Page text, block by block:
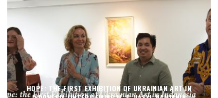
HOPE: THE FIRST EXHIBITION OF UKRAINIAN ART IN